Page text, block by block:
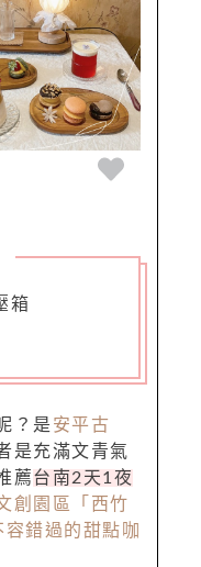
箱
？是 安平古
是充滿文青氣
薦台南2天1夜
創園區「西竹
錯過的甜點咖